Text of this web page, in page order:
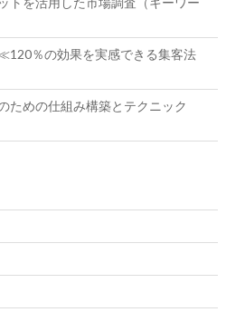
％の効果を実感できる集客法
ための仕組み構築とテクニック